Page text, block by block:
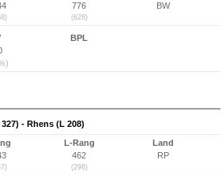
776
(628)
BW
BPL
- Rhens (L 208)
L-Rang
462
(298)
Land
RP